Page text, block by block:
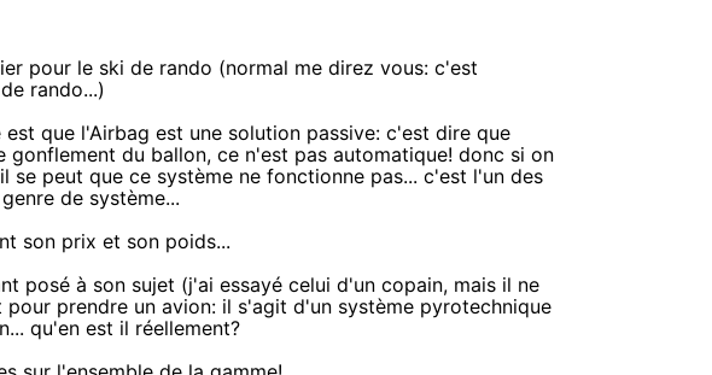
pour le ski de rando (normal me direz vous: c'est
rando...)
que l'Airbag est une solution passive: c'est dire que
du ballon, ce n'est pas automatique! donc si on
se peut que ce système ne fonctionne pas... c'est l'un des
de système...
son prix et son poids...
posé à son sujet (j'ai essayé celui d'un copain, mais il ne
pour prendre un avion: il s'agit d'un système pyrotechnique
qu'en est il réellement?